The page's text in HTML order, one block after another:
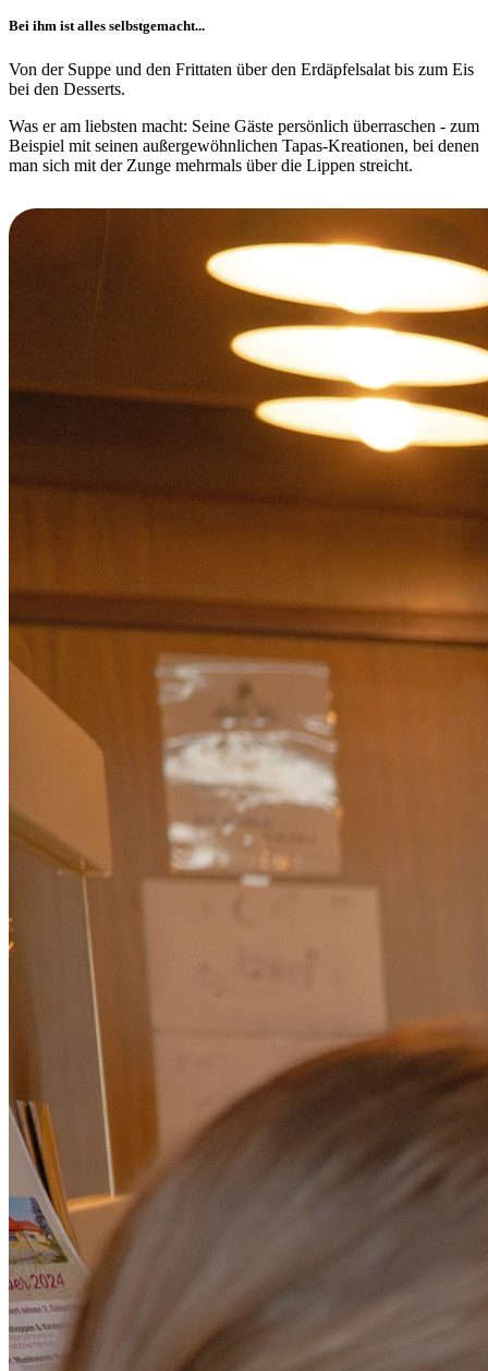
Bei ihm ist alles selbstgemacht...
Von der Suppe und den Frittaten über den Erdäpfelsalat bis zum Eis
bei den Desserts.
Was er am liebsten macht: Seine Gäste persönlich überraschen - zum
Beispiel mit seinen außergewöhnlichen Tapas-Kreationen, bei denen
man sich mit der Zunge mehrmals über die Lippen streicht.